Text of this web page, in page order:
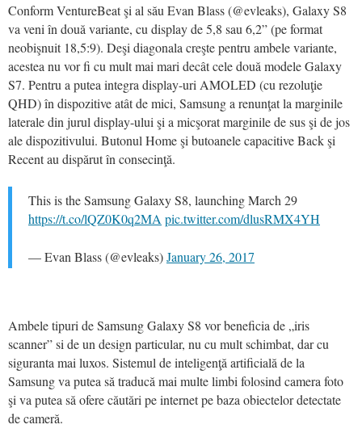
Conform VentureBeat şi al său Evan Blass (@evleaks), Galaxy S8
va veni în două variante, cu display de 5,8 sau 6,2” (pe format
neobişnuit 18,5:9). Deşi diagonala creşte pentru ambele variante,
acestea nu vor fi cu mult mai mari decât cele două modele Galaxy
S7. Pentru a putea integra display-uri AMOLED (cu rezoluţie
QHD) în dispozitive atât de mici, Samsung a renunţat la marginile
laterale din jurul display-ului şi a micşorat marginile de sus şi de jos
ale dispozitivului. Butonul Home şi butoanele capacitive Back şi
Recent au dispărut în consecinţă.
This is the Samsung Galaxy S8, launching March 29
https://t.co/lQZ0K0q2MA pic.twitter.com/dlusRMX4YH
— Evan Blass (@evleaks)January 26, 2017
Ambele tipuri de Samsung Galaxy S8 vor beneficia de „iris
scanner” si de un design particular, nu cu mult schimbat, dar cu
siguranta mai luxos. Sistemul de inteligenţă artificială de la
Samsung va putea să traducă mai multe limbi folosind camera foto
şi va putea să ofere căutări pe internet pe baza obiectelor detectate
de cameră.